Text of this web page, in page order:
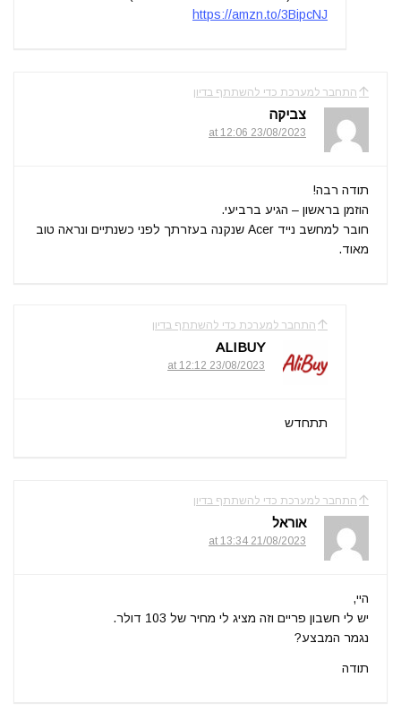
https://amzn.to/3BipcNJ
התחבר למערכת כדי להשתתף בדיון
צביקה
23/08/2023 at 12:06
תודה רבה!
הוזמן בראשון – הגיע ברביעי.
חובר למחשב נייד Acer שנקנה בעזרתך לפני כשנתיים ונראה טוב
מאוד.
התחבר למערכת כדי להשתתף בדיון
ALIBUY
23/08/2023 at 12:12
תתחדש
התחבר למערכת כדי להשתתף בדיון
אוראל
21/08/2023 at 13:34
היי,
יש לי חשבון פריים וזה מציג לי מחיר של 103 דולר.
נגמר המבצע?
תודה